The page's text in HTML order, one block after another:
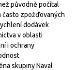
původně počítal
často zpožďovaných
dodávek
v oblasti
i ochrany
skupiny Naval